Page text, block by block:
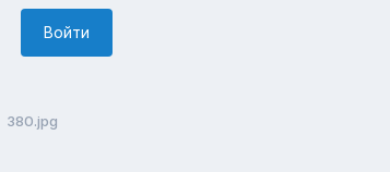
Войти
380.jpg